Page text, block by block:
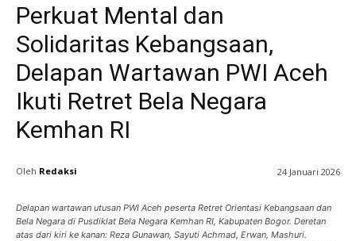
Perkuat Mental dan
Solidaritas Kebangsaan,
Delapan Wartawan PWI Aceh
Ikuti Retret Bela Negara
Kemhan RI
Oleh Redaksi 24 Januari 2026
Delapan wartawan utusan PWI Aceh peserta Retret Orientasi Kebangsaan dan
Bela Negara di Pusdiklat Bela Negara Kemhan RI, Kabupaten Bogor. Deretan
atas dari kiri ke kanan: Reza Gunawan, Sayuti Achmad, Erwan, Mashuri.